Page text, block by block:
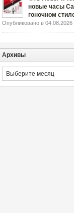
новые часы
гоночном
Опубликовано в 04.08.2026
Архивы
Архивы